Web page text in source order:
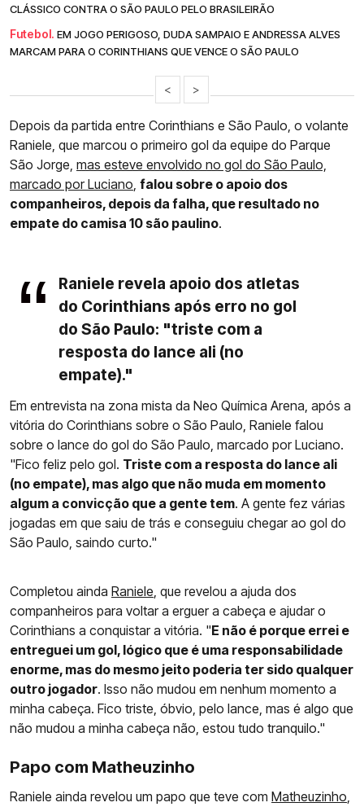
CLÁSSICO CONTRA O SÃO PAULO PELO BRASILEIRÃO
Futebol. EM JOGO PERIGOSO, DUDA SAMPAIO E ANDRESSA ALVES
MARCAM PARA O CORINTHIANS QUE VENCE O SÃO PAULO
< >
Depois da partida entre Corinthians e São Paulo, o volante
Raniele, que marcou o primeiro gol da equipe do Parque
São Jorge, mas esteve envolvido no gol do São Paulo,
marcado por Luciano, falou sobre o apoio dos
companheiros, depois da falha, que resultado no
empate do camisa 10 são paulino.
Raniele revela apoio dos atletas
do Corinthians após erro no gol
do São Paulo: "triste com a
resposta do lance ali (no
empate)."
Em entrevista na zona mista da Neo Química Arena, após a
vitória do Corinthians sobre o São Paulo, Raniele falou
sobre o lance do gol do São Paulo, marcado por Luciano.
"Fico feliz pelo gol. Triste com a resposta do lance ali
(no empate), mas algo que não muda em momento
algum a convicção que a gente tem. A gente fez várias
jogadas em que saiu de trás e conseguiu chegar ao gol do
São Paulo, saindo curto."
Completou ainda Raniele, que revelou a ajuda dos
companheiros para voltar a erguer a cabeça e ajudar o
Corinthians a conquistar a vitória. "E não é porque errei e
entreguei um gol, lógico que é uma responsabilidade
enorme, mas do mesmo jeito poderia ter sido qualquer
outro jogador. Isso não mudou em nenhum momento a
minha cabeça. Fico triste, óbvio, pelo lance, mas é algo que
não mudou a minha cabeça não, estou tudo tranquilo."
Papo com Matheuzinho
Raniele ainda revelou um papo que teve com Matheuzinho,